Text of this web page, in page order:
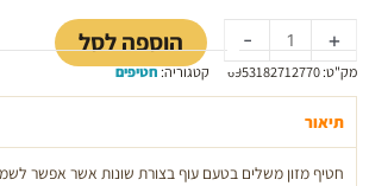
היה:
18.00 ₪.
הוא:
14.00 ₪. -
של
חטיף
רצועות
עוף
גרם
+ הוספה לסל
מק"ט:6953182712770 קטגוריה:חטיפים
תיאור
חטיף מזון משלים בטעם עוף בצורת שונות אשר אפשר